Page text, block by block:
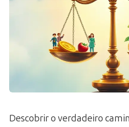
Descobrir o verdadeiro